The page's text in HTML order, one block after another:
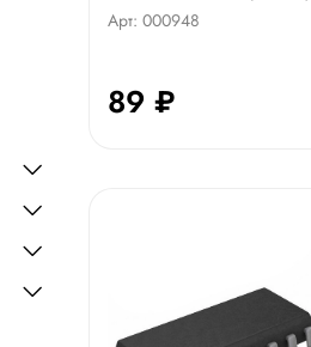
Арт: 000948
89 ₽